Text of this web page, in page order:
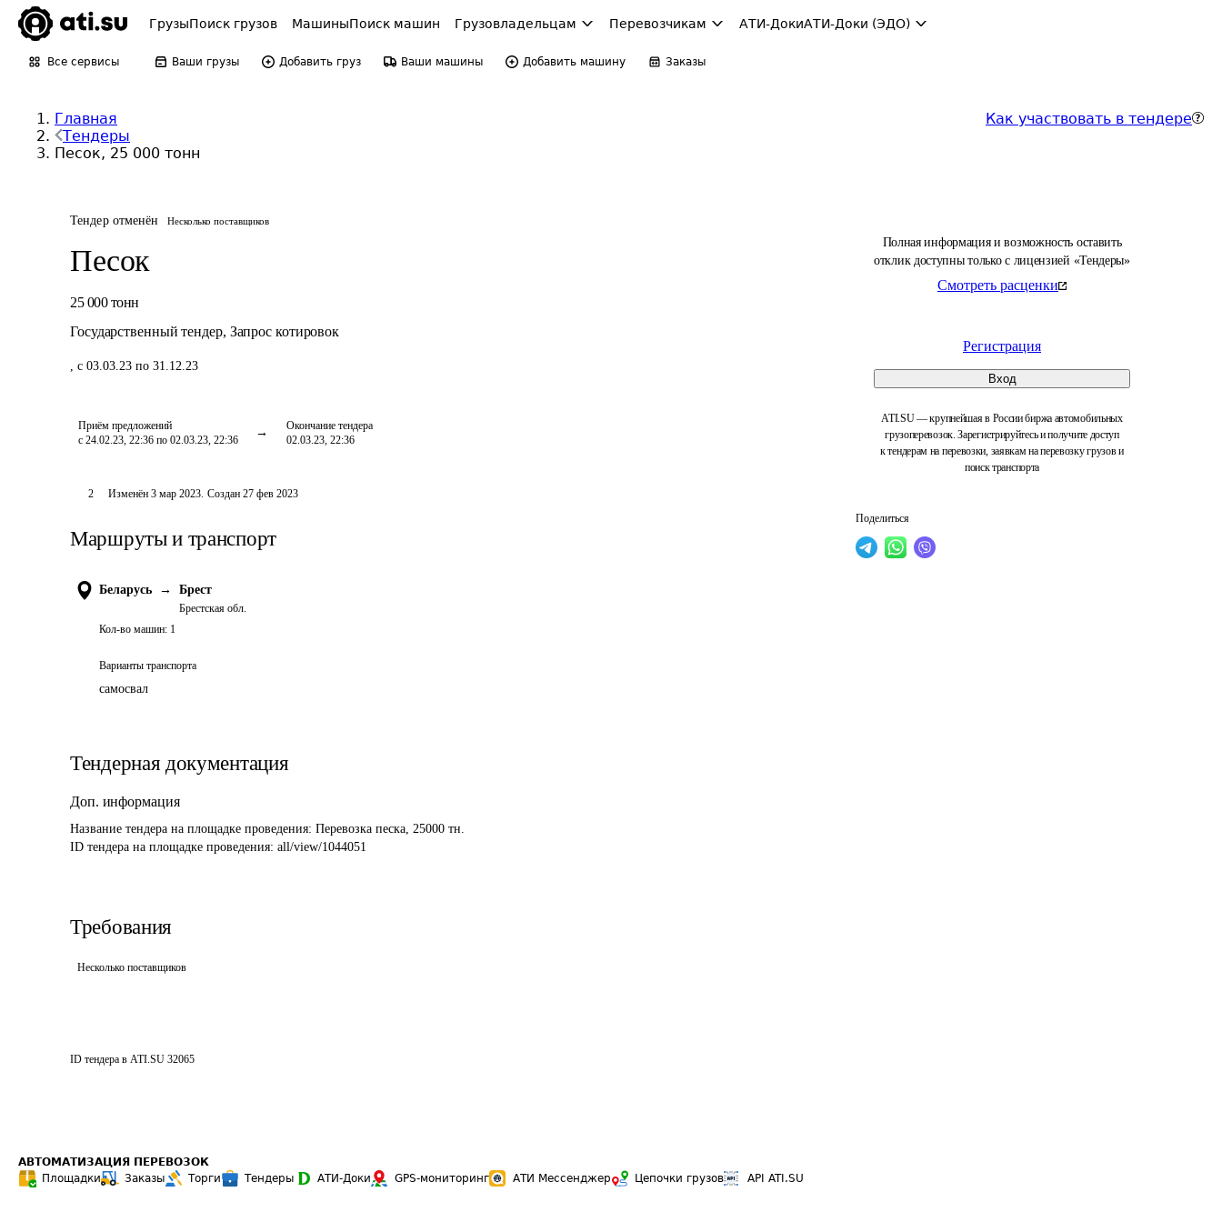
ГрузыПоиск грузов МашиныПоиск машин Грузовладельцам Перевозчикам АТИ-ДокиАТИ-Доки (ЭДО)
Все сервисы Ваши грузы Добавить груз Ваши машины Добавить машину Заказы
Главная
Тендеры
Песок, 25 000 тонн
Как участвовать в тендере
Тендер отменён Несколько поставщиков
Песок
25 000 тонн
Государственный тендер, Запрос котировок
, с 03.03.23 по 31.12.23
Приём предложений
с 24.02.23, 22:36 по 02.03.23, 22:36
Окончание тендера
02.03.23, 22:36
Полная информация и возможность оставить
отклик доступны только с лицензией «Тендеры»
Смотреть расценки
Регистрация
Вход
ATI.SU — крупнейшая в России биржа автомобильных
грузоперевозок. Зарегистрируйтесь и получите доступ
к тендерам на перевозки, заявкам на перевозку грузов и
поиск транспорта
Поделиться
2 Изменён 3 мар 2023. Создан 27 фев 2023
Маршруты и транспорт
Беларусь → Брест
Брестская обл.
Кол-во машин: 1
Варианты транспорта
самосвал
Тендерная документация
Доп. информация
Название тендера на площадке проведения: Перевозка песка, 25000 тн.
ID тендера на площадке проведения: all/view/1044051
Требования
Несколько поставщиков
ID тендера в ATI.SU 32065
АВТОМАТИЗАЦИЯ ПЕРЕВОЗОК
Площадки
Заказы Торги Тендеры АТИ-Доки GPS-мониторинг АТИ Мессенджер Цепочки грузов API ATI.SU